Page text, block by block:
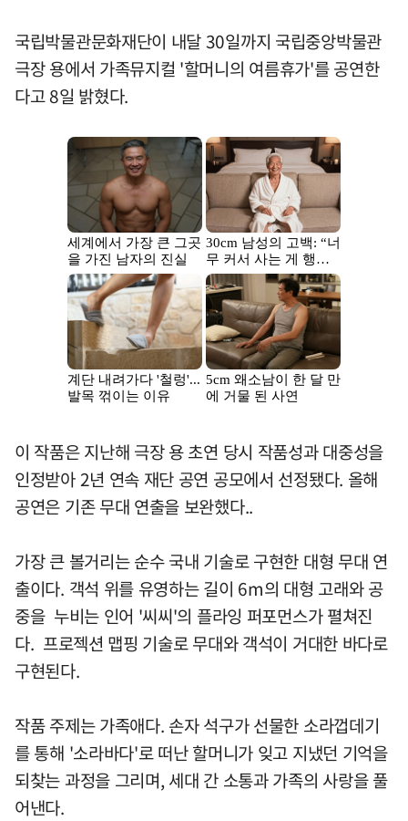
국립박물관문화재단이 내달 30일까지 국립중앙박물관
극장 용에서 가족뮤지컬 '할머니의 여름휴가'를 공연한
다고 8일 밝혔다.
이 작품은 지난해 극장 용 초연 당시 작품성과 대중성을
인정받아 2년 연속 재단 공연 공모에서 선정됐다. 올해
공연은 기존 무대 연출을 보완했다..
가장 큰 볼거리는 순수 국내 기술로 구현한 대형 무대 연
출이다. 객석 위를 유영하는 길이 6m의 대형 고래와 공
중을 누비는 인어 '씨씨'의 플라잉 퍼포먼스가 펼쳐진
다. 프로젝션 맵핑 기술로 무대와 객석이 거대한 바다로
구현된다.
작품 주제는 가족애다. 손자 석구가 선물한 소라껍데기
를 통해 '소라바다'로 떠난 할머니가 잊고 지냈던 기억을
되찾는 과정을 그리며, 세대 간 소통과 가족의 사랑을 풀
어낸다.